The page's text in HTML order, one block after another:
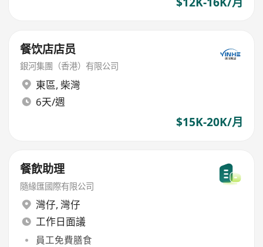
餐饮店店员
銀河集團（香港）有限公司
東區, 柴灣
6天/週
$15K-20K/月
餐飲助理
隨緣匯國際有限公司
灣仔, 灣仔
工作日面議
員工免費膳食